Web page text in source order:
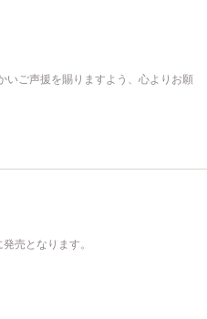
ご声援を賜りますよう、心よりお願
売となります。